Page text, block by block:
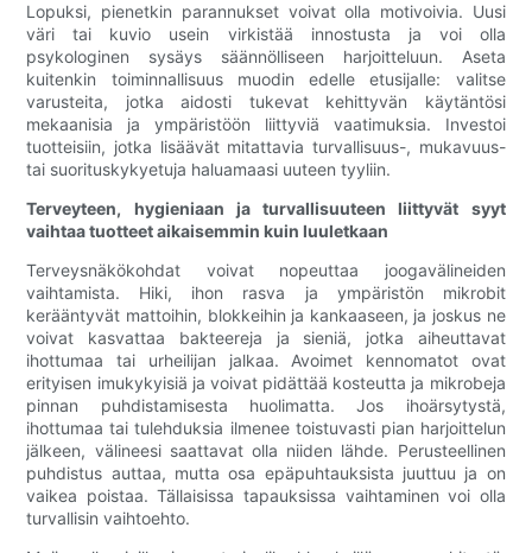
Lopuksi, pienetkin parannukset voivat olla motivoivia. Uusi
väri tai kuvio usein virkistää innostusta ja voi olla
psykologinen sysäys säännölliseen harjoitteluun. Aseta
kuitenkin toiminnallisuus muodin edelle etusijalle: valitse
varusteita, jotka aidosti tukevat kehittyvän käytäntösi
mekaanisia ja ympäristöön liittyviä vaatimuksia. Investoi
tuotteisiin, jotka lisäävät mitattavia turvallisuus-, mukavuus-
tai suorituskykyetuja haluamaasi uuteen tyyliin.
Terveyteen, hygieniaan ja turvallisuuteen liittyvät syyt
vaihtaa tuotteet aikaisemmin kuin luuletkaan
Terveysnäkökohdat voivat nopeuttaa joogavälineiden
vaihtamista. Hiki, ihon rasva ja ympäristön mikrobit
kerääntyvät mattoihin, blokkeihin ja kankaaseen, ja joskus ne
voivat kasvattaa bakteereja ja sieniä, jotka aiheuttavat
ihottumaa tai urheilijan jalkaa. Avoimet kennomatot ovat
erityisen imukykyisiä ja voivat pidättää kosteutta ja mikrobeja
pinnan puhdistamisesta huolimatta. Jos ihoärsytystä,
ihottumaa tai tulehduksia ilmenee toistuvasti pian harjoittelun
jälkeen, välineesi saattavat olla niiden lähde. Perusteellinen
puhdistus auttaa, mutta osa epäpuhtauksista juuttuu ja on
vaikea poistaa. Tällaisissa tapauksissa vaihtaminen voi olla
turvallisin vaihtoehto.